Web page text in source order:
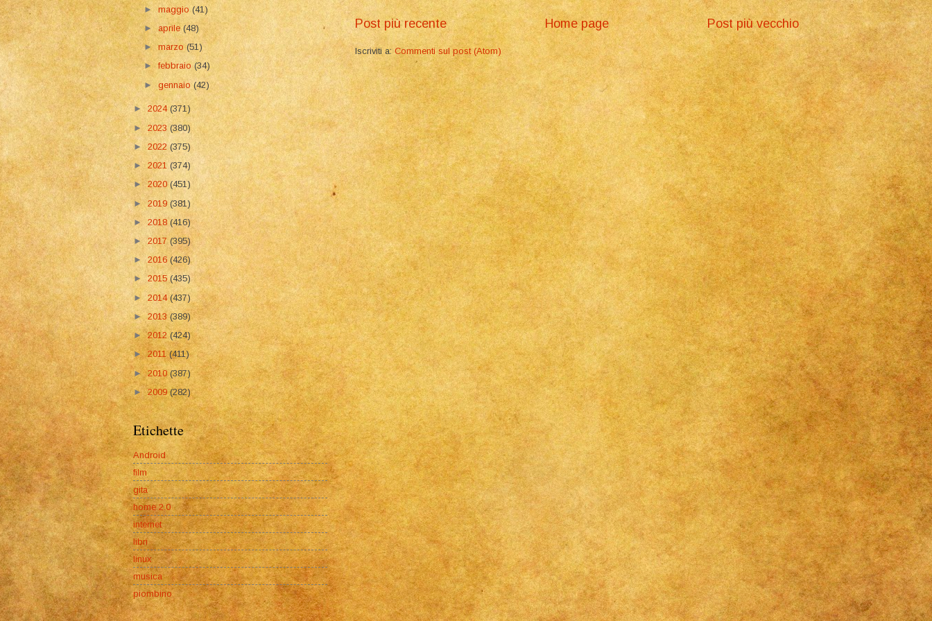
Post più recente Post più vecchio
Home page
Iscriviti a:Commenti sul post (Atom)
►maggio(41)
►aprile(48)
►marzo(51)
►febbraio(34)
►gennaio(42)
► 2024 (371)
►2023(380)
►2022(375)
► 2021 (374)
►2020(451)
►2019 (381)
► 2018 (416)
►2017 (395)
►2016 (426)
►2015(435)
► 2014 (437)
►2013(389)
►2012(424)
► 2011(411)
►2010(387)
►2009(282)
Etichette
Android
film
gita
home 2.0
internet
libri
linux
musica
piombino